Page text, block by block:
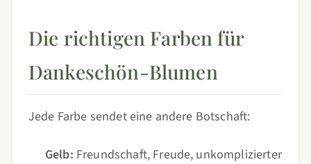
Die richtigen Farben für
Dankeschön-Blumen
Jede Farbe sendet eine andere Botschaft:
Gelb: Freundschaft, Freude, unkomplizierter